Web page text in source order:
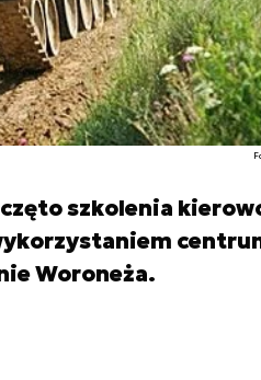
szkolenia
Woroneża.